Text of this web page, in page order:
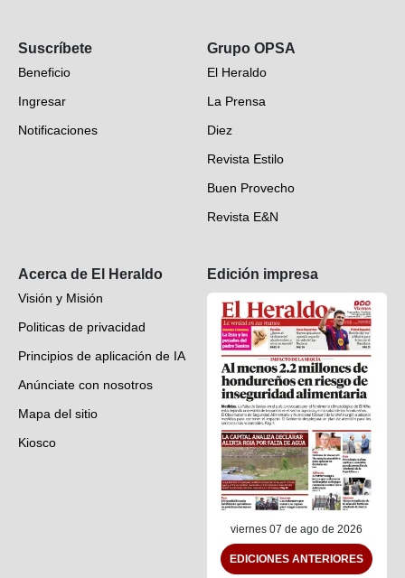
EH Verifica
Fotogalerías
Deportes
Videos
Suscríbete
Beneficio
Ingresar
Notificaciones
Grupo OPSA
El Heraldo
La Prensa
Diez
Revista Estilo
Buen Provecho
Revista E&N
Acerca de El Heraldo
Visión y Misión
Politicas de privacidad
Principios de aplicación de IA
Anúnciate con nosotros
Mapa del sitio
Kiosco
Edición impresa
viernes 07 de ago de 2026
EDICIONES ANTERIORES